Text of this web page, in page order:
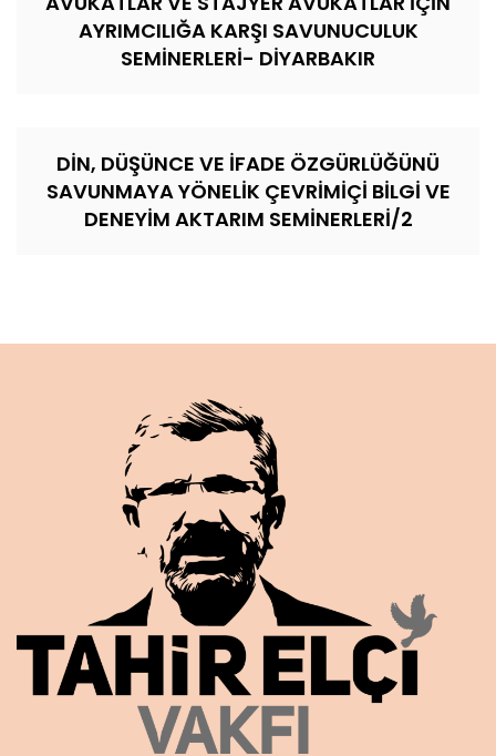
AYRIMCILIĞA KARŞI SAVUNUCULUK
SEMİNERLERİ- DİYARBAKIR
DİN, DÜŞÜNCE VE İFADE ÖZGÜRLÜĞÜNÜ
SAVUNMAYA YÖNELİK ÇEVRİMİÇİ BİLGİ VE
DENEYİM AKTARIM SEMİNERLERİ/2